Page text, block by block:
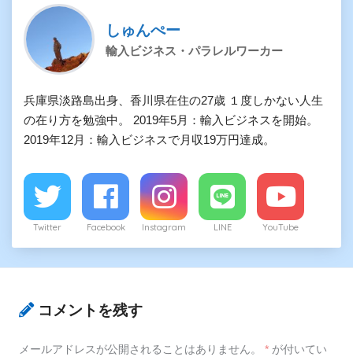
しゅんぺー
輸入ビジネス・パラレルワーカー
兵庫県淡路島出身、香川県在住の27歳 １度しかない人生
の在り方を勉強中。 2019年5月：輸入ビジネスを開始。
2019年12月：輸入ビジネスで月収19万円達成。
Twitter Facebook Instagram LINE YouTube
コメントを残す
メールアドレスが公開されることはありません。 * が付いてい